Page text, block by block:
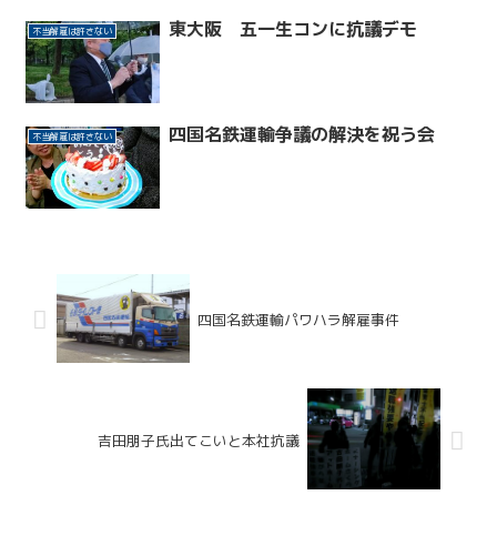
不当解雇は許さない 東大阪 五一生コンに抗議デモ
不当解雇は許さない 四国名鉄運輸争議の解決を祝う会
四国名鉄運輸パワハラ解雇事件
吉田朋子氏出てこいと本社抗議